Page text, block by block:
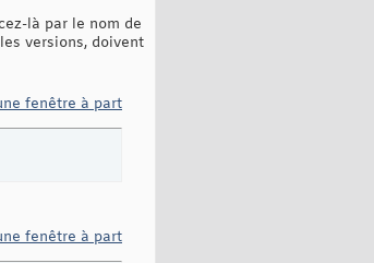
là par le nom de
versions, doivent
fenêtre à part
fenêtre à part